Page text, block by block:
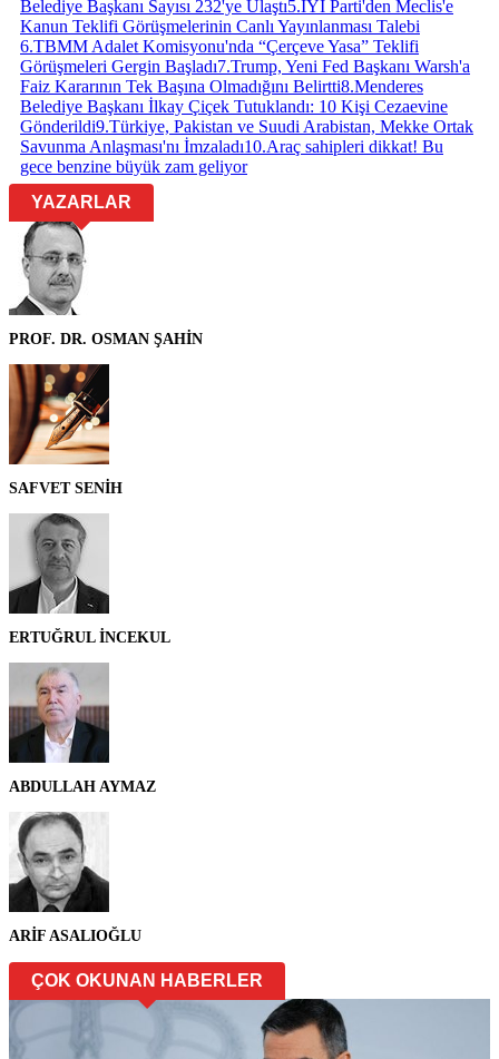
Belediye Başkanı Sayısı 232'ye Ulaştı5.İYİ Parti'den Meclis'e
Kanun Teklifi Görüşmelerinin Canlı Yayınlanması Talebi
6.TBMM Adalet Komisyonu'nda “Çerçeve Yasa” Teklifi
Görüşmeleri Gergin Başladı7.Trump, Yeni Fed Başkanı Warsh'a
Faiz Kararının Tek Başına Olmadığını Belirtti8.Menderes
Belediye Başkanı İlkay Çiçek Tutuklandı: 10 Kişi Cezaevine
Gönderildi9.Türkiye, Pakistan ve Suudi Arabistan, Mekke Ortak
Savunma Anlaşması'nı İmzaladı10.Araç sahipleri dikkat! Bu
gece benzine büyük zam geliyor
YAZARLAR
PROF. DR. OSMAN ŞAHİN
SAFVET SENİH
ERTUĞRUL İNCEKUL
ABDULLAH AYMAZ
ARİF ASALIOĞLU
ÇOK OKUNAN HABERLER